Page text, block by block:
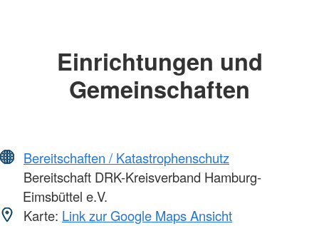
Einrichtungen und
Gemeinschaften
Bereitschaften / Katastrophenschutz
Bereitschaft DRK-Kreisverband Hamburg-
Eimsbüttel e.V.
Karte: Link zur Google Maps Ansicht